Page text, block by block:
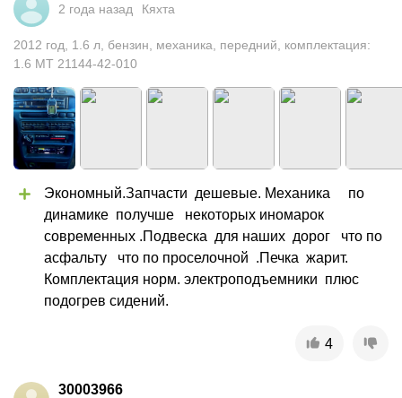
2 года назад Кяхта
2012 год 1.6 л бензин механика передний
комплектация:
1.6 MT 21144-42-010
Экономный.Запчасти  дешевые. Механика     по
динамике  получше   некоторых иномарок
современных .Подвеска  для наших  дорог   что по
асфальту   что по проселочной  .Печка  жарит.
Комплектация норм. электроподъемники  плюс
подогрев сидений.
4
30003966